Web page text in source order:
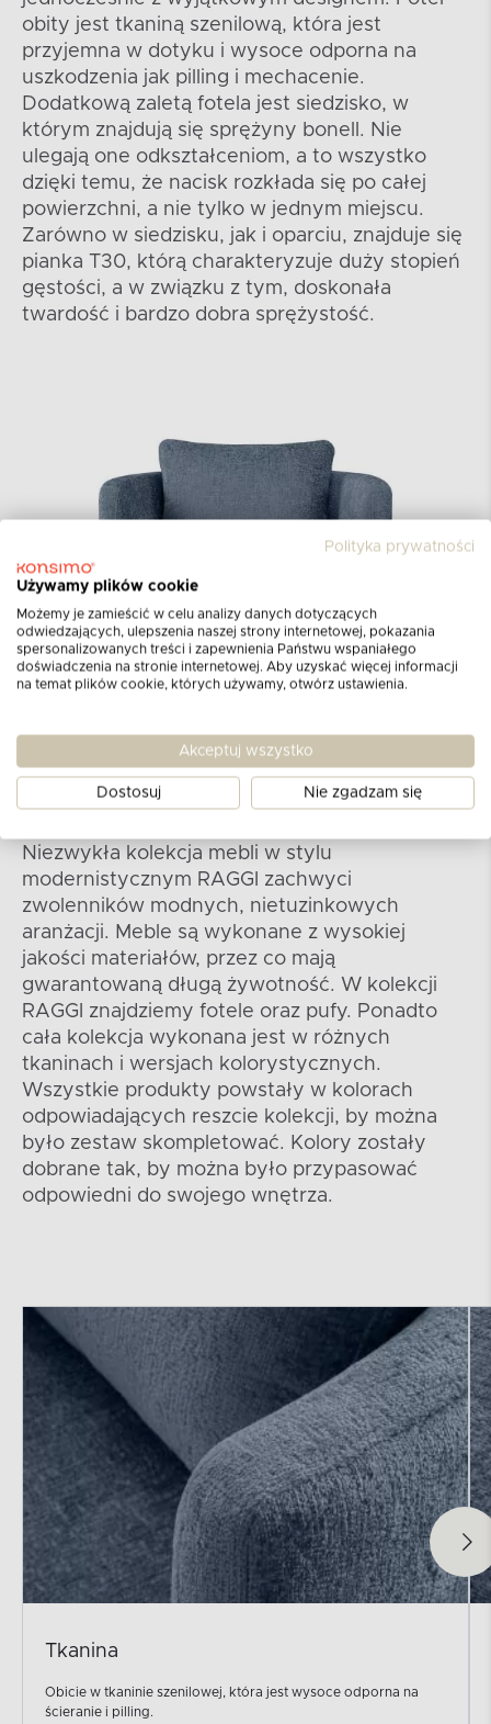
obity jest tkaniną szenilową, która jest
przyjemna w dotyku i wysoce odporna na
uszkodzenia jak pilling i mechacenie.
Dodatkową zaletą fotela jest siedzisko, w
którym znajdują się sprężyny bonell. Nie
ulegają one odkształceniom, a to wszystko
dzięki temu, że nacisk rozkłada się po całej
powierzchni, a nie tylko w jednym miejscu.
Zarówno w siedzisku, jak i oparciu, znajduje się
pianka T30, którą charakteryzuje duży stopień
gęstości, a w związku z tym, doskonała
twardość i bardzo dobra sprężystość.
Kolekcja RAGGI
Niezwykła kolekcja mebli w stylu
modernistycznym RAGGI zachwyci
zwolenników modnych, nietuzinkowych
aranżacji. Meble są wykonane z wysokiej
jakości materiałów, przez co mają
gwarantowaną długą żywotność. W kolekcji
RAGGI znajdziemy fotele oraz pufy. Ponadto
cała kolekcja wykonana jest w różnych
tkaninach i wersjach kolorystycznych.
Wszystkie produkty powstały w kolorach
odpowiadających reszcie kolekcji, by można
było zestaw skompletować. Kolory zostały
dobrane tak, by można było przypasować
odpowiedni do swojego wnętrza.
Tkanina
Obicie w tkaninie szenilowej, która jest wysoce odporna na
ścieranie i pilling.
Polityka prywatności
Używamy plików cookie
Możemy je zamieścić w celu analizy danych dotyczących
odwiedzających, ulepszenia naszej strony internetowej, pokazania
spersonalizowanych treści i zapewnienia Państwu wspaniałego
doświadczenia na stronie internetowej. Aby uzyskać więcej informacji
na temat plików cookie, których używamy, otwórz ustawienia.
Akceptuj wszystko
Dostosuj Nie zgadzam się